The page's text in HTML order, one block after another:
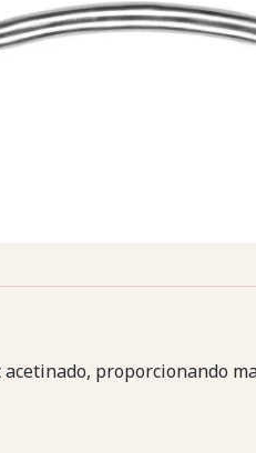
proporcionando